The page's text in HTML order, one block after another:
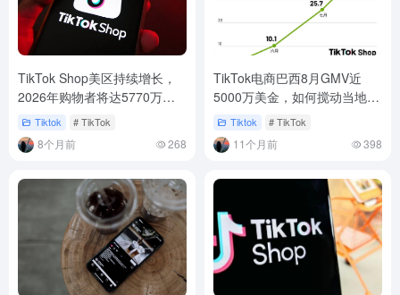
TikTok Shop美区持续增长，
2026年购物者将达5770万，
占美人口约17%​​
Tiktok # TikTok
8个月前 268
TikTok电商巴西8月GMV近
5000万美金，如何搅动当地电
商格局Tiktok # TikTok
11个月前 398